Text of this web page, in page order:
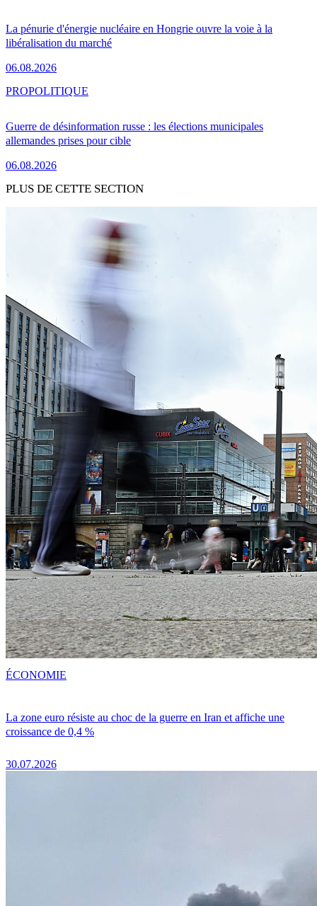
La pénurie d'énergie nucléaire en Hongrie ouvre la voie à la
libéralisation du marché
06.08.2026
Guerre de désinformation russe : les élections municipales
allemandes prises pour cible
06.08.2026
PROPOLITIQUE
PLUS DE CETTE SECTION
La zone euro résiste au choc de la guerre en Iran et affiche une
croissance de 0,4 %
30.07.2026
ÉCONOMIE